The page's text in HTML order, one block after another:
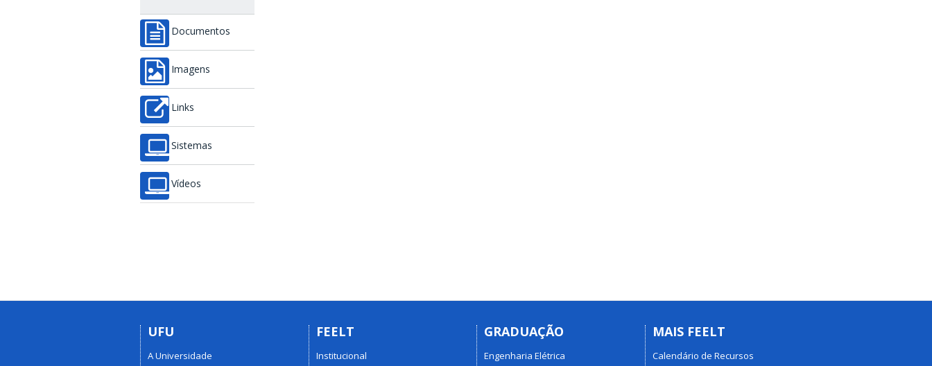
Documentos
Imagens
Links
Sistemas
Vídeos
UFU
A Universidade
FEELT
Institucional
GRADUAÇÃO
Engenharia Elétrica
MAIS FEELT
Calendário de Recursos